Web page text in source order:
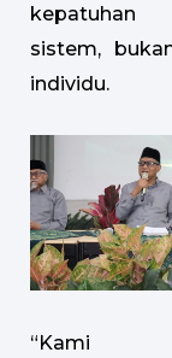
kepatuhan
sistem,
individu.
“Kami